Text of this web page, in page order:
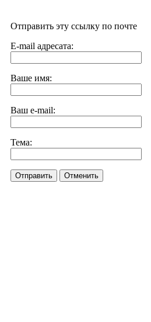
Отправить эту ссылку по почте
E-mail адресата:
Ваше имя:
Ваш e-mail:
Тема:
Отправить Отменить